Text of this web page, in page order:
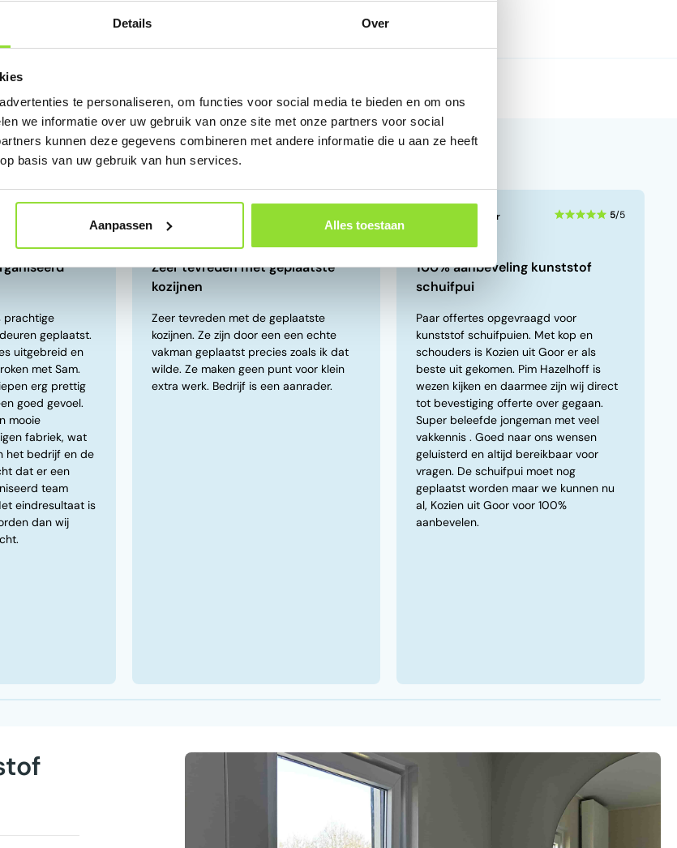
Details Over
te personaliseren, om functies voor social media te bieden en om ons
we informatie over uw gebruik van onze site met onze partners voor social
kunnen deze gegevens combineren met andere informatie die u aan ze heeft
basis van uw gebruik van hun services.
Aanpassen Alles toestaan
jouw
prachtige
geplaatst.
uitgebreid en
met Sam.
erg prettig
goed gevoel.
mooie
fabriek, wat
het bedrijf en de
dat er een
team
eindresultaat is
dan wij
14 mei 2026
Zeer tevreden met geplaatste
kozijnen
Zeer tevreden met de geplaatste
kozijnen. Ze zijn door een een echte
vakman geplaatst precies zoals ik dat
wilde. Ze maken geen punt voor klein
extra werk. Bedrijf is een aanrader.
Klant uit Deventer
5/5
100% aanbeveling kunststof
schuifpui
Paar offertes opgevraagd voor
kunststof schuifpuien. Met kop en
schouders is Kozien uit Goor er als
beste uit gekomen. Pim Hazelhoff is
wezen kijken en daarmee zijn wij direct
tot bevestiging offerte over gegaan.
Super beleefde jongeman met veel
vakkennis . Goed naar ons wensen
geluisterd en altijd bereikbaar voor
vragen. De schuifpui moet nog
geplaatst worden maar we kunnen nu
al, Kozien uit Goor voor 100%
aanbevelen.